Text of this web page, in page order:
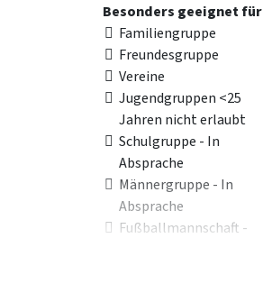
Besonders geeignet für
Familiengruppe
Freundesgruppe
Vereine
Jugendgruppen <25
Jahren nicht erlaubt
Schulgruppe - In
Absprache
Männergruppe - In
Absprache
Fußballmannschaft -